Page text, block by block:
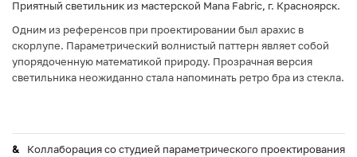
Приятный светильник из мастерской Mana Fabric, г. Красноярск.
Одним из референсов при проектировании был арахис в
скорлупе. Параметрический волнистый паттерн являет собой
упорядоченную математикой природу. Прозрачная версия
светильника неожиданно стала напоминать ретро бра из стекла.
Коллаборация со студией параметрического проектирования